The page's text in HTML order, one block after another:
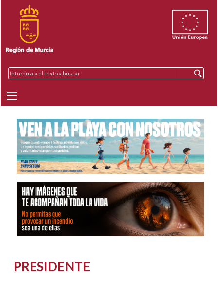
PRESIDENTE